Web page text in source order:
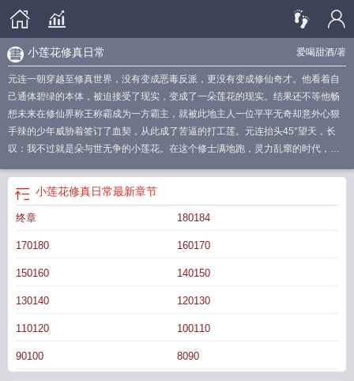
爱喝甜酒/著
小莲花修真日常
元连一朝穿越至修真世界，没有变成恶毒反派，更没有变成修仙奇才。他看着自
己通体碧绿的本体，被迫接受了现实，变成了一朵莲花的现实。结果还不等他畅
想未来在修仙界称王称霸成为一方霸主，就被此地主人一位平平无奇却意外心狠
手辣的少年威胁着签订了血契，从此成了苦逼的打工莲。元连抬头45°望天，长
叹：我不过就是朵与世无争的小莲花。在这个修士满地跑，灵力乱窜的时代，人
待舒展枝叶早日开花。而他的躺平计划却被陈检打破，眼瞧着陈检夜夜习剑，日
日修炼，争着要当修真界最内卷的修士，作为打工莲也被督促一起内卷。元连再
度抬头仰望天空45°，长叹：救命啊，我真的只是一朵想要咸鱼摆烂的小莲花啊。
真界巅峰位置，抱紧其大腿也是件极好的事呀，躺平目标指日可待。长篇剧情流
为修真界第一卷王沈黎，现代社会资深牛马，平平无奇打工人，结果被一道雷劈
到了修真界依旧要勤勤恳恳给系统打工。沈黎:“如果我有罪，请让法律制裁我。”
修真莲花宗
小莲花修真日常by爱
花图解是什么意思小莲花修真日常TXT小莲花香图片小莲花车想不想修真莲
小莲花修真日常最新章节
终章 180184
170180 160170
150160 140150
130140 120130
110120 100110
90100 8090